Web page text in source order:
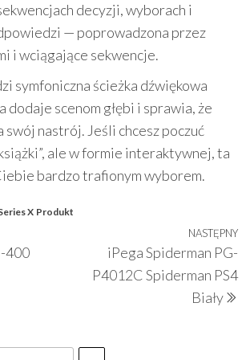
decyzji, wyborach i
— poprowadzona przez
i wciągające sekwencje.
symfoniczna ścieżka dźwiękowa
dodaje scenom głębi i sprawia, że
swój nastrój. Jeśli chcesz poczuć
ale w formie interaktywnej, ta
bardzo trafionym wyborem.
X Produkt
400
NASTĘPNY
iPega Spiderman PG-
P4012C Spiderman PS4
Biały